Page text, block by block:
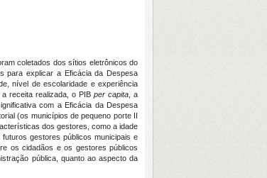
coletados dos sítios eletrônicos do
para explicar a Eficácia da Despesa
nível de escolaridade e experiência
receita realizada, o PIB per capita , a
com a Eficácia da Despesa
(os municípios de pequeno porte II
dos gestores, como a idade
gestores públicos municipais e
os cidadãos e os gestores públicos
pública, quanto ao aspecto da